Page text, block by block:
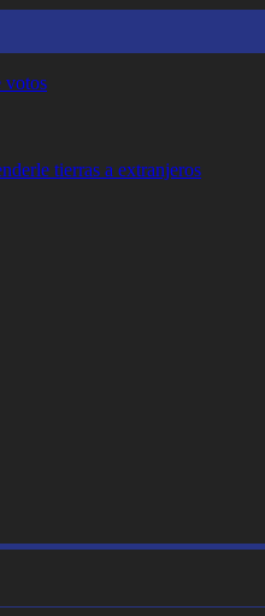
votos
tierras a extranjeros